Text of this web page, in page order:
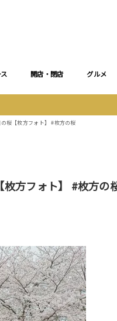
開店・閉店 グルメ
桜【枚方フォト】 #枚方の桜
方フォト】 #枚方の